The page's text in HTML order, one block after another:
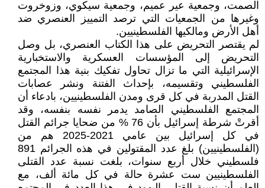
الصمت، وجمعية عير عميم، وجمعية سيكوي، وزوخروت
وغيرها من الجمعيات التي ترصد التمييز العنصري ضد
أهل الأرض ومالكيها الفلسطينيين.
لم يقتصر التحريض على هذا الكتاب العنصري، بل وصل
التحريض إلى المؤسسات العسكرية والاستخبارية
الإسرائيلية التي ما تزال تحاول تفكيك بنية هذا المجتمع
الفلسطيني وتقسيمه، بإحداث الفتنة ونشر عصابات
القتل المدربة في كل قرى ومدن الفلسطينيين، بادعاء أن
المجتمع الفلسطيني الصامد يدمر نفسه بنفسه، وقد
أقرتْ شرطة إسرائيل بأن 76 % من ضحايا جرائم القتل
في كل إسرائيل بين عامي 2021-2025 هم من
(الفلسطينيين) بلغ عدد المقتولين في هذه الجرائم 891
فلسطيني خلال أربع سنوات، بلغت نسبة عدد القتلى
الفلسطينيين ست عشرة حالة في كل مائة ألف، مع